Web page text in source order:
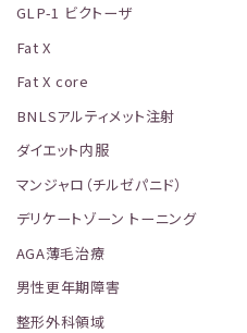
GLP-1 ビクトーザ
Fat X
Fat X core
BNLSアルティメット注射
ダイエット内服
マンジャロ（チルゼパニド）
デリケートゾーン トーニング
AGA薄毛治療
男性更年期障害
整形外科領域